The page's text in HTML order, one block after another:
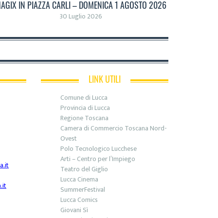
IN PIAZZA CARLI – DOMENICA 1 AGOSTO 2026
30 Luglio 2026
LINK UTILI
Comune di Lucca
Provincia di Lucca
Regione Toscana
Camera di Commercio Toscana Nord-
Ovest
Polo Tecnologico Lucchese
Arti – Centro per l’Impiego
Teatro del Giglio
Lucca Cinema
SummerFestival
Lucca Comics
Giovani Sì